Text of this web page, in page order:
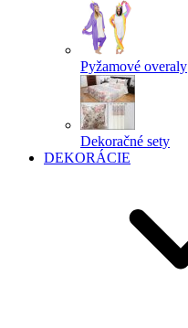
Pyžamové overaly
Dekoračné sety
DEKORÁCIE